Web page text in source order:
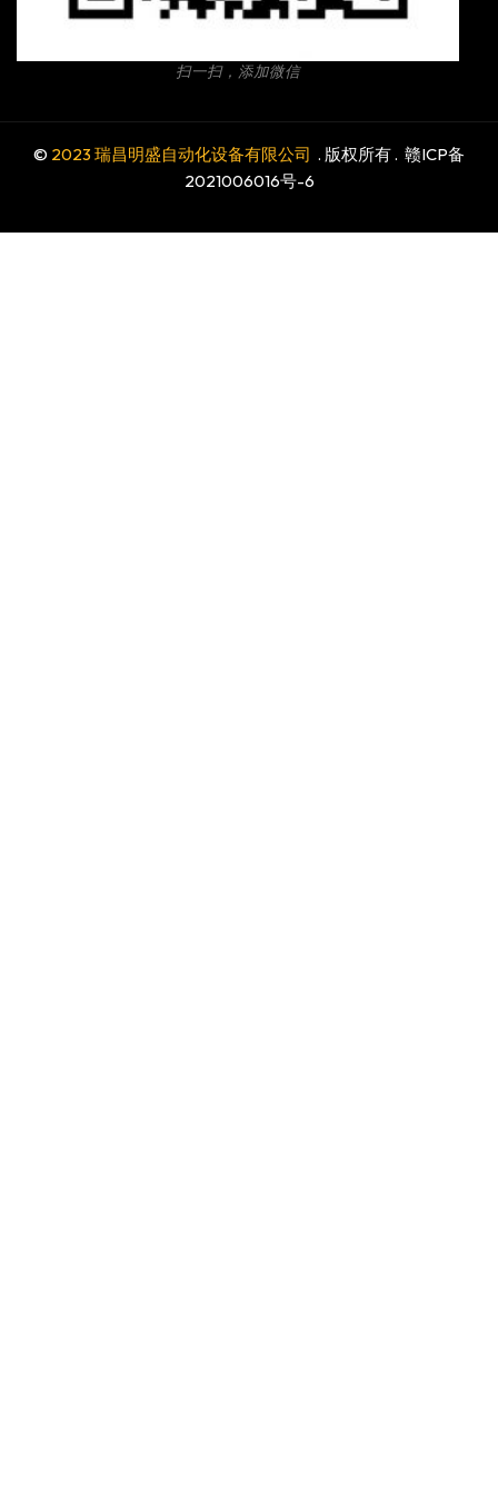
扫一扫，添加微信
© 2023 瑞昌明盛自动化设备有限公司 . 版权所有 . 赣ICP备
2021006016号-6